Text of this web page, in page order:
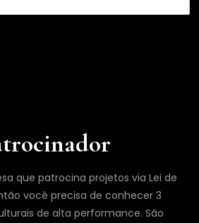
que patrocina projetos via Lei de
você precisa de conhecer 3
de alta performance. São